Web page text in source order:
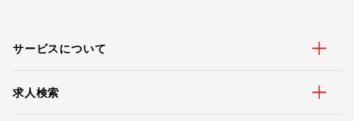
サービスについて
求人検索